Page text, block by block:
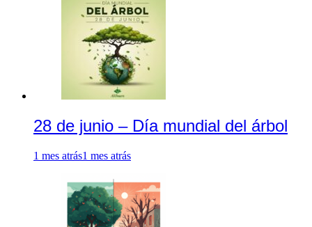
28 de junio – Día mundial del árbol
1 mes atrás1 mes atrás